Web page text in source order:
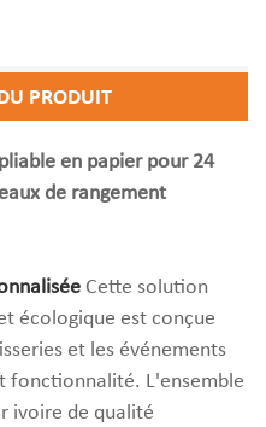
PRODUIT
en papier pour 24
de rangement
Cette solution
écologique est conçue
et les événements
fonctionnalité. L'ensemble
ivoire de qualité